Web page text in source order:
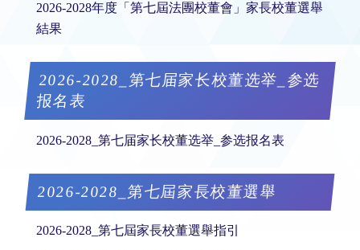
2026-2028年度「第七屆法團校董會」家長校董選舉
結果
2026-2028_第七届家长校董选举_参选
报名表
2026-2028_第七届家长校董选举_参选报名表
2026-2028_第七屆家長校董選舉
2026-2028_第七屆家長校董選舉指引